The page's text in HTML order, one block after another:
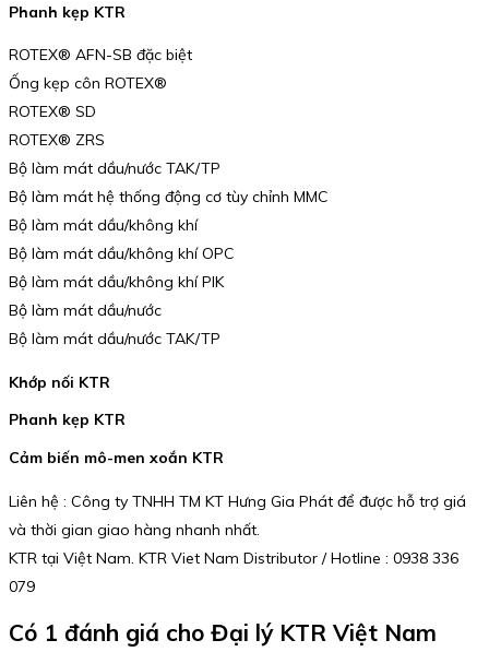
Phanh kẹp KTR
ROTEX® AFN-SB đặc biệt
Ống kẹp côn ROTEX®
ROTEX® SD
ROTEX® ZRS
Bộ làm mát dầu/nước TAK/TP
Bộ làm mát hệ thống động cơ tùy chỉnh MMC
Bộ làm mát dầu/không khí
Bộ làm mát dầu/không khí OPC
Bộ làm mát dầu/không khí PIK
Bộ làm mát dầu/nước
Bộ làm mát dầu/nước TAK/TP
Khớp nối KTR
Phanh kẹp KTR
Cảm biến mô-men xoắn KTR
Liên hệ : Công ty TNHH TM KT Hưng Gia Phát để được hỗ trợ giá
và thời gian giao hàng nhanh nhất.
KTR tại Việt Nam. KTR Viet Nam Distributor / Hotline : 0938 336
079
Có 1 đánh giá cho Đại lý KTR Việt Nam